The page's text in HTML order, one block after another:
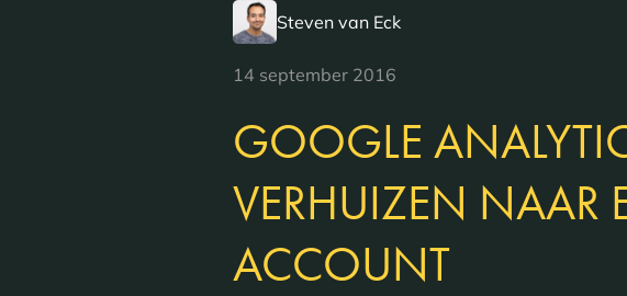
Steven van Eck
14 september 2016
GOOGLE
VERHUIZEN NAAR
ACCOUNT